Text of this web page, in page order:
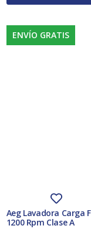
ENVÍO GRATIS
Aeg Lavadora Carga
1200 Rpm Clase A